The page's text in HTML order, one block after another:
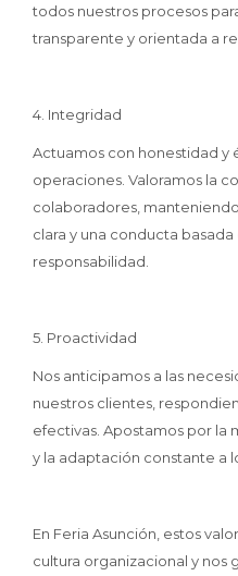
todos nuestros procesos
transparente y orientada a
4. Integridad
Actuamos con honestidad y
operaciones. Valoramos la
colaboradores,
clara y una conducta
responsabilidad.
5. Proactividad
Nos anticipamos a las
nuestros clientes,
efectivas. Apostamos por la
y la adaptación constante a
En Feria Asunción, estos
cultura organizacional y nos